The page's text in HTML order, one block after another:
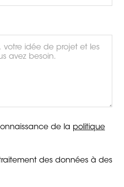
de la politique
des données à des